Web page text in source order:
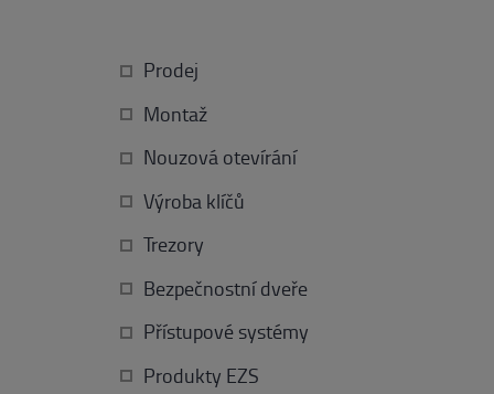
Prodej
Montaž
Nouzová otevírání
Výroba klíčů
Trezory
Bezpečnostní dveře
Přístupové systémy
Produkty EZS